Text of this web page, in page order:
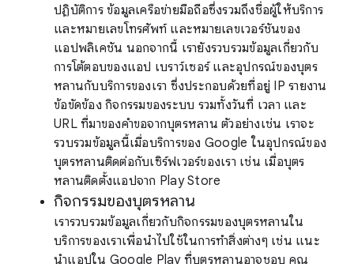
ปฏิบัติการ ข้อมูลเครือข่ายมือถือซึ่งรวมถึงชื่อผู้ให้บริการ
และหมายเลขโทรศัพท์ และหมายเลขเวอร์ชันของ
แอปพลิเคชัน นอกจากนี้ เรายังรวบรวมข้อมูลเกี่ยวกับ
การโต้ตอบของแอป เบราว์เซอร์ และอุปกรณ์ของบุตร
หลานกับบริการของเรา ซึ่งประกอบด้วยที่อยู่ IP รายงาน
ข้อขัดข้อง กิจกรรมของระบบ รวมทั้งวันที่ เวลา และ
URL ที่มาของคำขอจากบุตรหลาน ตัวอย่างเช่น เราจะ
รวบรวมข้อมูลนี้เมื่อบริการของ Google ในอุปกรณ์ของ
บุตรหลานติดต่อกับเซิร์ฟเวอร์ของเรา เช่น เมื่อบุตร
หลานติดตั้งแอปจาก Play Store
กิจกรรมของบุตรหลาน
เรารวบรวมข้อมูลเกี่ยวกับกิจกรรมของบุตรหลานใน
บริการของเราเพื่อนำไปใช้ในการทำสิ่งต่างๆ เช่น แนะ
นำแอปใน Google Play ที่บุตรหลานอาจชอบ คุณ